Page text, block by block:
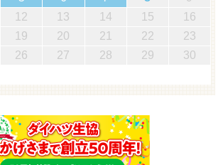
12 13 14 15
16
19 20 21 22
23
26 27 28 29
30